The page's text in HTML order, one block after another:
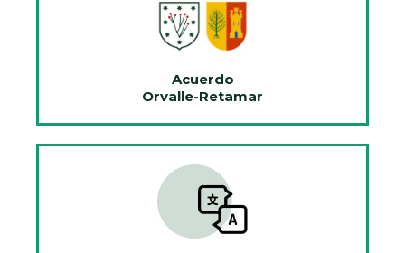
Acuerdo
Orvalle-Retamar